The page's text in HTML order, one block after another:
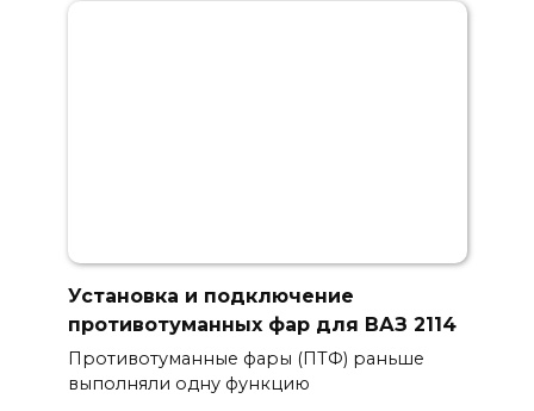
Установка и подключение
противотуманных фар для ВАЗ 2114
Противотуманные фары (ПТФ) раньше
выполняли одну функцию